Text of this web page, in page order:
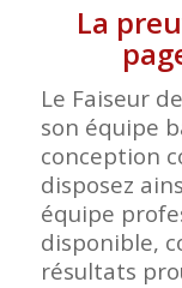
La
Le Faiseur
son équipe
conception
disposez
équipe
disponible,
résultats